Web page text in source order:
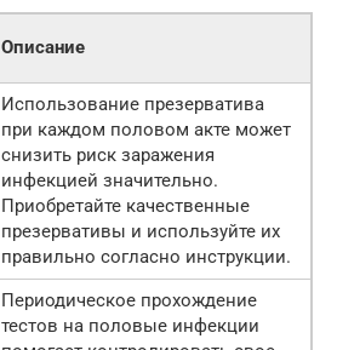
Описание
Использование презерватива
при каждом половом акте может
снизить риск заражения
инфекцией значительно.
Приобретайте качественные
презервативы и используйте их
правильно согласно инструкции.
Периодическое прохождение
тестов на половые инфекции